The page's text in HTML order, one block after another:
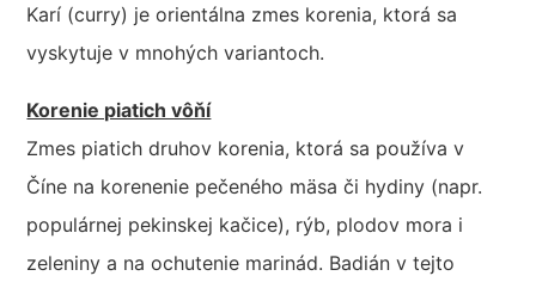
Karí (curry) je orientálna zmes korenia, ktorá sa
vyskytuje v mnohých variantoch.
Korenie piatich vôňí
Zmes piatich druhov korenia, ktorá sa používa v
Číne na korenenie pečeného mäsa či hydiny (napr.
populárnej pekinskej kačice), rýb, plodov mora i
zeleniny a na ochutenie marinád. Badián v tejto